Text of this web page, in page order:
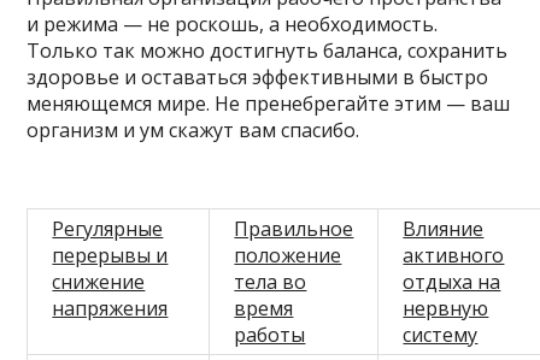
и режима — не роскошь, а необходимость.
Только так можно достигнуть баланса, сохранить
здоровье и оставаться эффективными в быстро
меняющемся мире. Не пренебрегайте этим — ваш
организм и ум скажут вам спасибо.
Регулярные
перерывы и
снижение
напряжения
Правильное
положение
тела во
время
работы
Влияние
активного
отдыха на
нервную
систему